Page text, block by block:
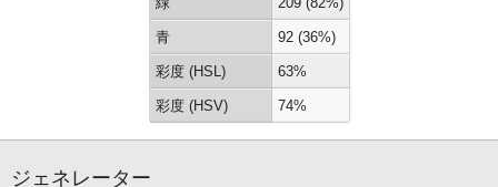
青 92 (36%)
彩度 (HSL) 63%
彩度 (HSV) 74%
ジェネレーター